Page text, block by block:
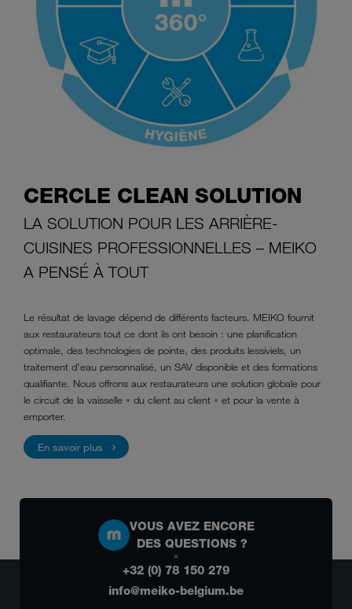
CERCLE CLEAN SOLUTION
LA SOLUTION POUR LES ARRIÈRE-
CUISINES PROFESSIONNELLES – MEIKO
A PENSÉ À TOUT
Le résultat de lavage dépend de différents facteurs. MEIKO fournit
aux restaurateurs tout ce dont ils ont besoin : une planification
optimale, des technologies de pointe, des produits lessiviels, un
traitement d'eau personnalisé, un SAV disponible et des formations
qualifiante. Nous offrons aux restaurateurs une solution globale pour
le circuit de la vaisselle « du client au client » et pour la vente à
emporter.
En savoir plus
VOUS AVEZ ENCORE
DES QUESTIONS ?
+32 (0) 78 150 279
info@meiko-belgium.be